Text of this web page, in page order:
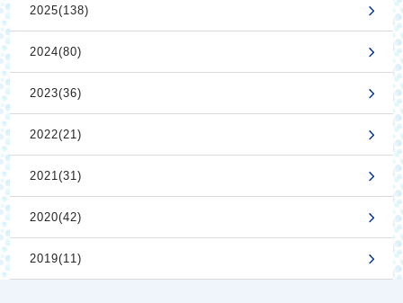
2025(138)
2024(80)
2023(36)
2022(21)
2021(31)
2020(42)
2019(11)